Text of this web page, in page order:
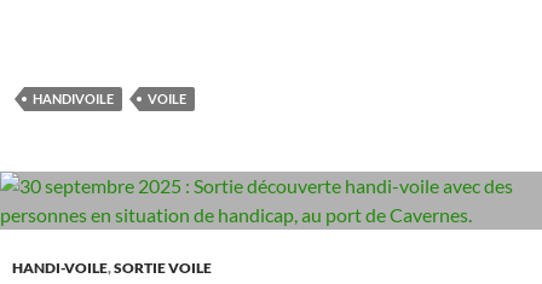
HANDIVOILE VOILE
HANDI-VOILE,SORTIE VOILE